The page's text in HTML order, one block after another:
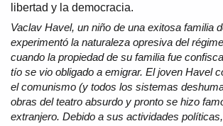
libertad y la democracia.
Vaclav Havel, un niño de una exitosa familia
experimentó la naturaleza opresiva del
cuando la propiedad de su familia fue
tío se vio obligado a emigrar. El joven Havel
el comunismo (y todos los sistemas
obras del teatro absurdo y pronto se hizo
extranjero. Debido a sus actividades